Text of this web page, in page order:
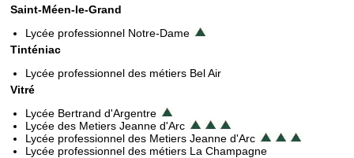
Saint-Méen-le-Grand
Lycée professionnel Notre-Dame
Tinténiac
Lycée professionnel des métiers Bel Air
Vitré
Lycée Bertrand d'Argentre
Lycée des Metiers Jeanne d'Arc
Lycée professionnel des Metiers Jeanne d'Arc
Lycée professionnel des métiers La Champagne